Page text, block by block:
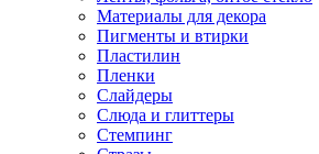
Материалы для декора
Пигменты и втирки
Пластилин
Пленки
Слайдеры
Слюда и глиттеры
Стемпинг